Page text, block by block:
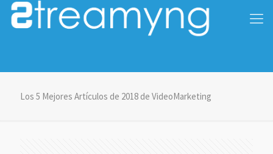
Los 5 Mejores Artículos de 2018 de VideoMarketing